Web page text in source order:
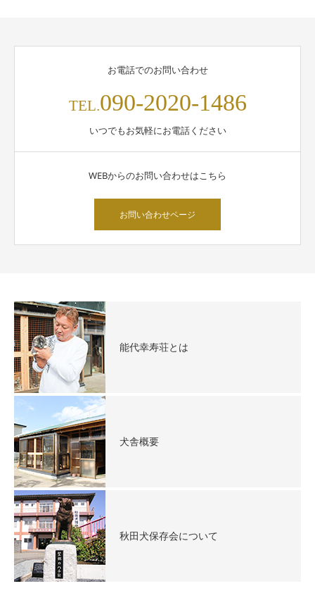
お電話でのお問い合わせ
TEL.090-2020-1486
いつでもお気軽にお電話ください
WEBからのお問い合わせはこちら
お問い合わせページ
能代幸寿荘とは
犬舎概要
秋田犬保存会について